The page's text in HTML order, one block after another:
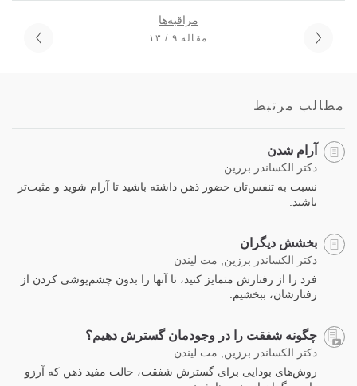
مراقبه‌ها
مقاله ۹ / ۱۳
مطالب مرتبط
آرام شدن
دکتر الکساندر برزین
نسبت به تنفس‌تان حضور ذهن داشته باشید تا آرام شوید و مثبت‌تر
باشید.
بخشش دیگران
دکتر الکساندر برزین, مت لیندن
فرد را از رفتارش متمایز کنید، تا آنها را بدون چشم‌پوشی کردن از
رفتارشان، ببخشیم.
چگونه شفقت را در وجودمان گسترش دهیم؟
دکتر الکساندر برزین, مت لیندن
روش‌های بودایی برای گسترش شفقت، حالت مفید ذهن که آرزو